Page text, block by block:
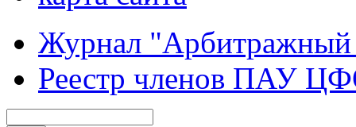
Журнал
Реестр членов ПАУ